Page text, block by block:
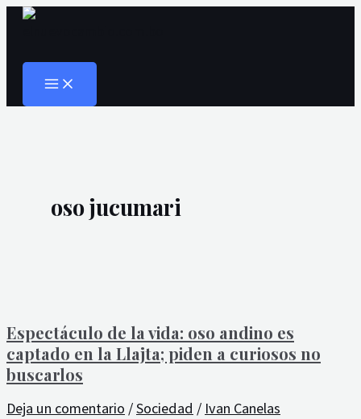
Ir
contenido
MAIN
oso jucumari
Espectáculo de la vida: oso andino es
captado en la Llajta; piden a curiosos no
buscarlos
Deja un comentario /Sociedad / Ivan Canelas
Espectáculo
oso
curiosos
no
buscarlos